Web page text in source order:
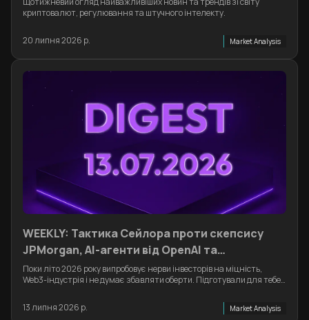
криптовалют, регулювання та штучного інтелекту.
20 липня 2026 р. Market Analysis
WEEKLY: Тактика Сейлора проти скепсису
JPMorgan, AI-агенти від OpenAI та
криптозачистка Інтерполу
Поки літо 2026 року випробовує нерви інвесторів на міцність,
Web3-індустрія і не думає збавляти оберти. Підготували для тебе
13 липня 2026 р.
Market Analysis